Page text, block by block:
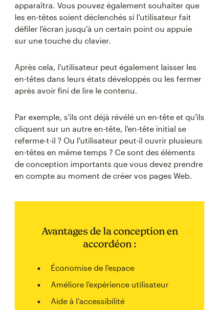
apparaîtra. Vous pouvez également souhaiter que
les en-têtes soient déclenchés si l'utilisateur fait
défiler l'écran jusqu'à un certain point ou appuie
sur une touche du clavier.
Après cela, l'utilisateur peut également laisser les
en-têtes dans leurs états développés ou les fermer
après avoir fini de lire le contenu.
Par exemple, s'ils ont déjà révélé un en-tête et qu'ils
cliquent sur un autre en-tête, l'en-tête initial se
referme-t-il ? Ou l'utilisateur peut-il ouvrir plusieurs
en-têtes en même temps ? Ce sont des éléments
de conception importants que vous devez prendre
en compte au moment de créer vos pages Web.
Avantages de la conception en
accordéon :
Économise de l'espace
Améliore l'expérience utilisateur
Aide à l'accessibilité